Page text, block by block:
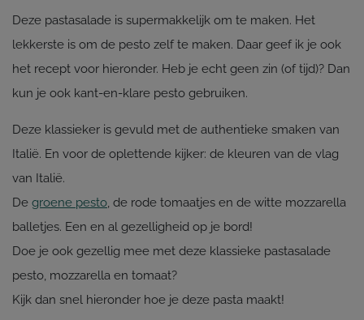
Deze pastasalade is supermakkelijk om te maken. Het
lekkerste is om de pesto zelf te maken. Daar geef ik je ook
het recept voor hieronder. Heb je echt geen zin (of tijd)? Dan
kun je ook kant-en-klare pesto gebruiken.
Deze klassieker is gevuld met de authentieke smaken van
Italië. En voor de oplettende kijker: de kleuren van de vlag
van Italië.
De groene pesto, de rode tomaatjes en de witte mozzarella
balletjes. Een en al gezelligheid op je bord!
Doe je ook gezellig mee met deze klassieke pastasalade
pesto, mozzarella en tomaat?
Kijk dan snel hieronder hoe je deze pasta maakt!